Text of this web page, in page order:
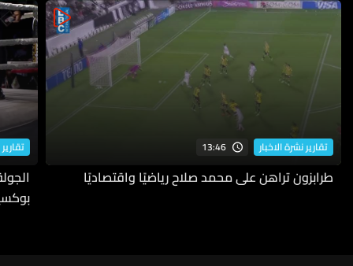
تقارير نشرة الاخبار 13:46
طرابزون تراهن على محمد صلاح رياضيًا واقتصاديًا